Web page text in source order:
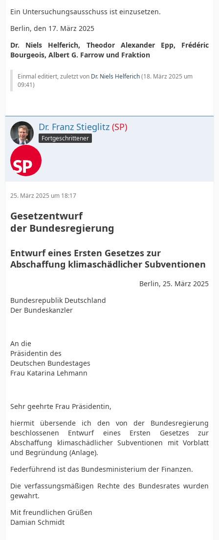
Ein Untersuchungsausschuss ist einzusetzen.
Berlin, den 17. März 2025
Dr. Niels Helferich, Theodor Alexander Epp, Frédéric
Bourgeois, Albert G. Farrow und Fraktion
Einmal editiert, zuletzt von Dr. Niels Helferich(18. März 2025 um
09:41)
Dr. Franz Stieglitz (SP)
Fortgeschrittener
25. März 2025 um 18:17
Gesetzentwurf
der Bundesregierung
Entwurf eines Ersten Gesetzes zur
Abschaffung klimaschädlicher Subventionen
Berlin, 25. März 2025
Bundesrepublik Deutschland
Der Bundeskanzler
An die
Präsidentin des
Deutschen Bundestages
Frau Katarina Lehmann
Sehr geehrte Frau Präsidentin,
hiermit übersende ich den von der Bundesregierung
beschlossenen Entwurf eines Ersten Gesetzes zur
Abschaffung klimaschädlicher Subventionen mit Vorblatt
und Begründung (Anlage).
Federführend ist das Bundesministerium der Finanzen.
Die verfassungsmäßigen Rechte des Bundesrates wurden
gewahrt.
Mit freundlichen Grüßen
Damian Schmidt